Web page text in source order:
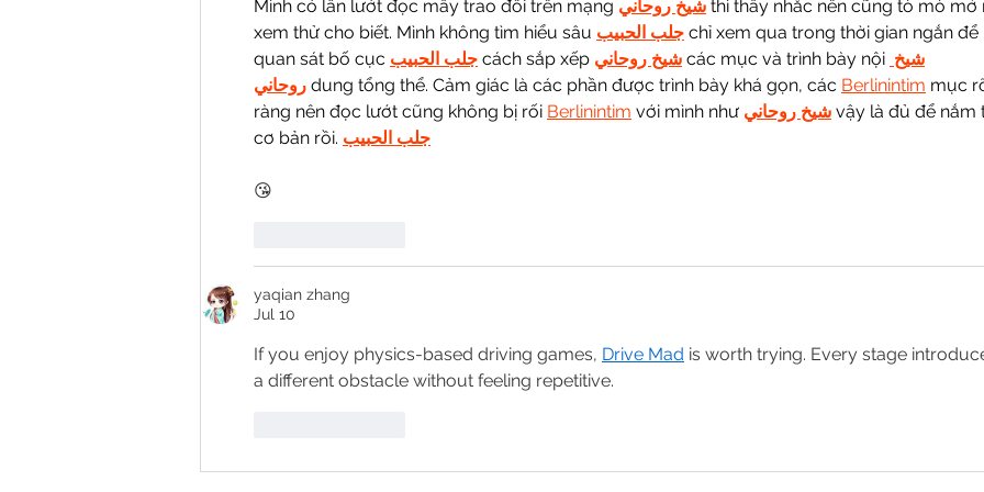
Mình có lần lướt đọc mấy trao đổi trên mạng شيخ روحاني thì thấy nhắc nên cũng tò mò mở
xem thử cho biết. Mình không tìm hiểu sâu جلب الحبيب chỉ xem qua trong thời gian ngắn để
quan sát bố cục جلب الحبيب cách sắp xếp شيخ روحاني các mục và trình bày nội شيخ
روحاني dung tổng thể. Cảm giác là các phần được trình bày khá gọn, các Berlinintim mục
ràng nên đọc lướt cũng không bị rối Berlinintim với mình như شيخ روحاني vậy là đủ để nắm
cơ bản rồi. جلب الحبيب
😘
yaqian zhang
Jul 10
If you enjoy physics-based driving games, Drive Mad is worth trying. Every stage
a different obstacle without feeling repetitive.